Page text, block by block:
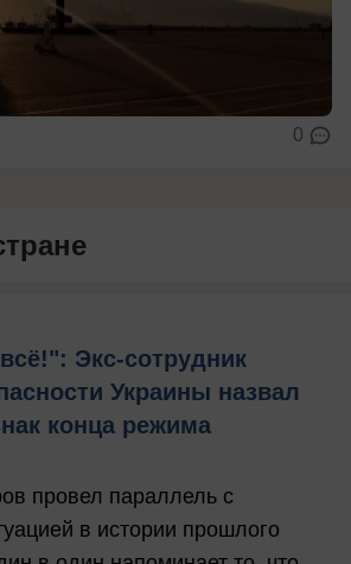
0
Экс-сотрудник
Украины назвал
конца режима
провел параллель с
в истории прошлого